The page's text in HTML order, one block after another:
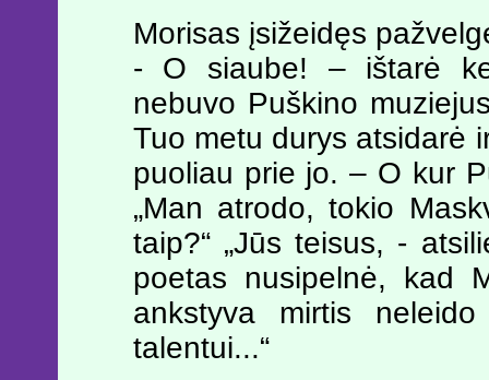
Morisas įsižeidęs
- O siaube! – ištarė
nebuvo Puškino
Tuo metu durys atsidarė
puoliau prie jo. – O kur
„Man atrodo, tokio
taip?“ „Jūs teisus, -
poetas nusipelnė, kad
ankstyva mirtis
talentui...“